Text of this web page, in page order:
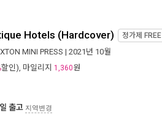
Hotels (Hardcover) 정가제 FREE
MINI PRESS | 2021년 10월
할인), 마일리지 1,360원
출고 지역변경